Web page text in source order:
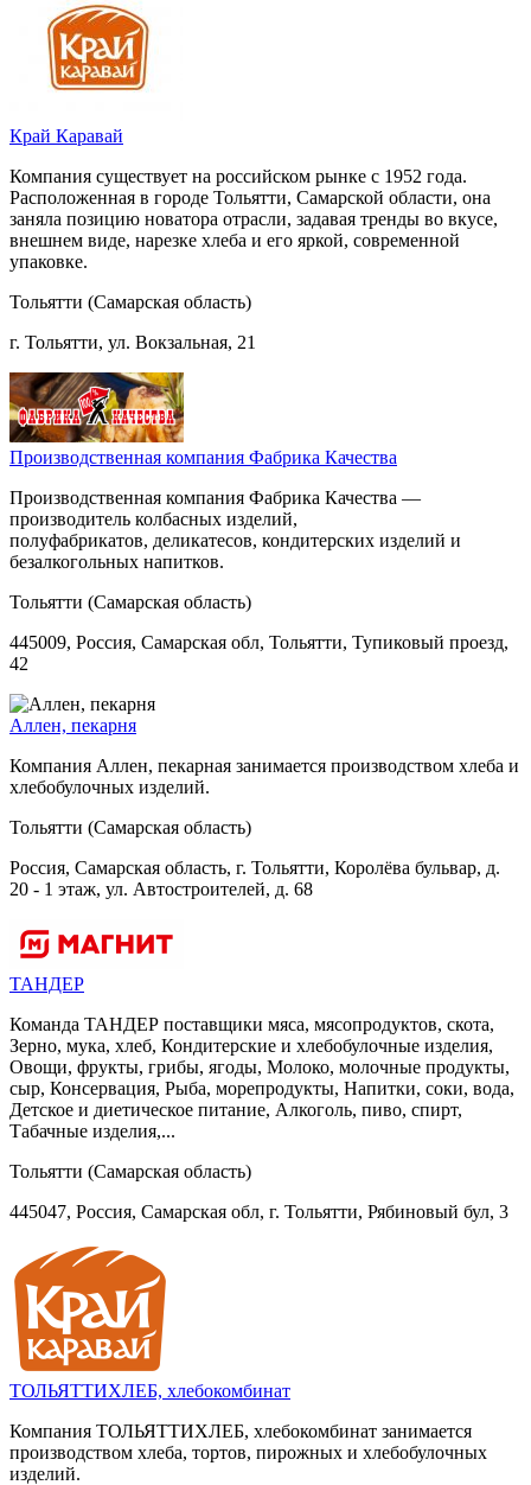
Край Каравай
Компания существует на российском рынке с 1952 года.
Расположенная в городе Тольятти, Самарской области, она
заняла позицию новатора отрасли, задавая тренды во вкусе,
внешнем виде, нарезке хлеба и его яркой, современной
упаковке.
Тольятти (Самарская область)
г. Тольятти, ул. Вокзальная, 21
Производственная компания Фабрика Качества
Производственная компания Фабрика Качества —
производитель колбасных изделий,
полуфабрикатов, деликатесов, кондитерских изделий и
безалкогольных напитков.
Тольятти (Самарская область)
445009, Россия, Самарская обл, Тольятти, Тупиковый проезд,
42
Аллен, пекарня
Компания Аллен, пекарная занимается производством хлеба и
хлебобулочных изделий.
Тольятти (Самарская область)
Россия, Самарская область, г. Тольятти, Королёва бульвар, д.
20 - 1 этаж, ул. Автостроителей, д. 68
ТАНДЕР
Команда ТАНДЕР поставщики мяса, мясопродуктов, скота,
Зерно, мука, хлеб, Кондитерские и хлебобулочные изделия,
Овощи, фрукты, грибы, ягоды, Молоко, молочные продукты,
сыр, Консервация, Рыба, морепродукты, Напитки, соки, вода,
Детское и диетическое питание, Алкоголь, пиво, спирт,
Табачные изделия,...
Тольятти (Самарская область)
445047, Россия, Самарская обл, г. Тольятти, Рябиновый бул, 3
ТОЛЬЯТТИХЛЕБ, хлебокомбинат
Компания ТОЛЬЯТТИХЛЕБ, хлебокомбинат занимается
производством хлеба, тортов, пирожных и хлебобулочных
изделий.